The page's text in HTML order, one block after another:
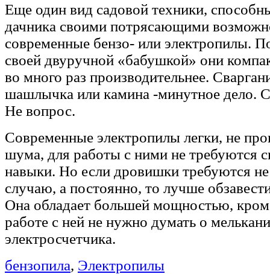
Еще один вид садовой техники,
дачника своими потрясающими
современные бензо- или электропилы.
своей двуручной «бабушкой» они
во много раз производительнее.
шашлычка или камина -минутное дело.
Не вопрос.
Современные электропилы легки, не
шума, для работы с ними не требуются
навыки. Но если дровишки требуются не
случаю, а постоянно, то лучше
Она обладает большей мощностью,
работе с ней не нужно думать о
электросчетчика.
бензопила, Электропилы